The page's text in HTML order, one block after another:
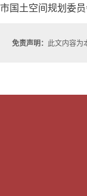
致
市国土空间规划委
免责声明： 此文内容为